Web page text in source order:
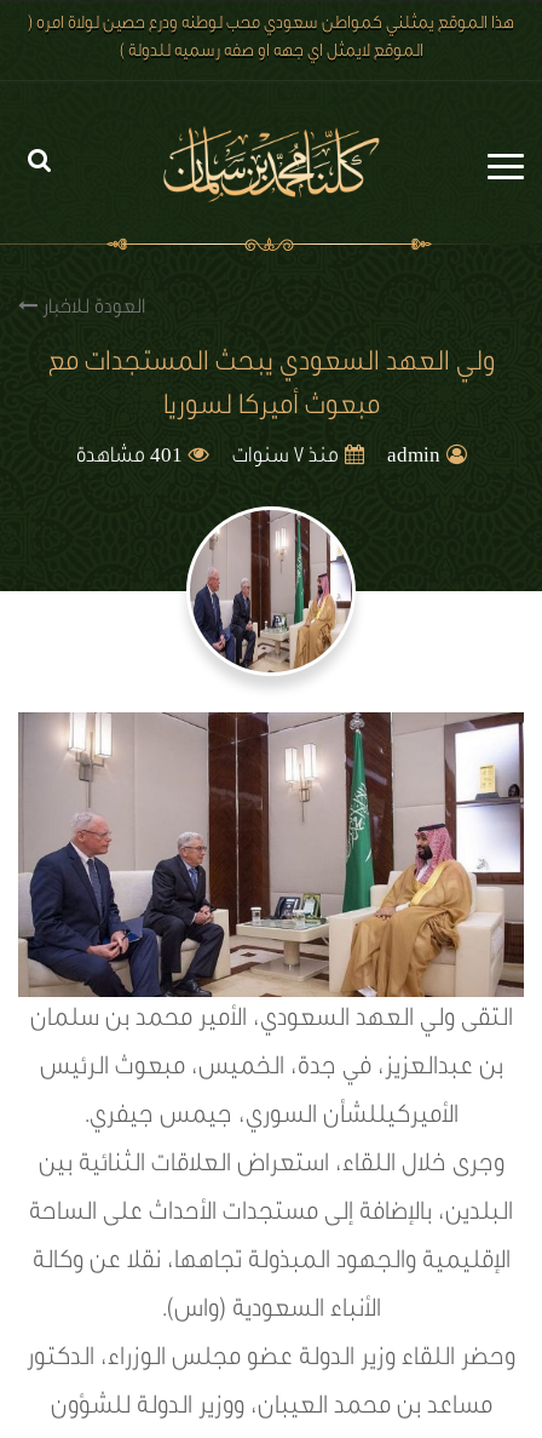
هذا الموقع يمثلني كمواطن سعودي محب لوطنه ودرع حصين لولاة امره (
الموقع لايمثل اي جهه او صفه رسميه للدولة )
رؤية 2030
العودة للاخبار
ولي العهد السعودي يبحث المستجدات مع
مبعوث أميركا لسوريا
admin منذ 7 سنوات 401 مشاهدة
التقى ولي العهد السعودي، الأمير محمد بن سلمان
بن عبدالعزيز، في جدة، الخميس، مبعوث الرئيس
الأميركيللشأن السوري، جيمس جيفري.
وجرى خلال اللقاء، استعراض العلاقات الثنائية بين
البلدين، بالإضافة إلى مستجدات الأحداث على الساحة
الإقليمية والجهود المبذولة تجاهها، نقلا عن وكالة
الأنباء السعودية (واس).
وحضر اللقاء وزير الدولة عضو مجلس الوزراء، الدكتور
مساعد بن محمد العيبان، ووزير الدولة للشؤون